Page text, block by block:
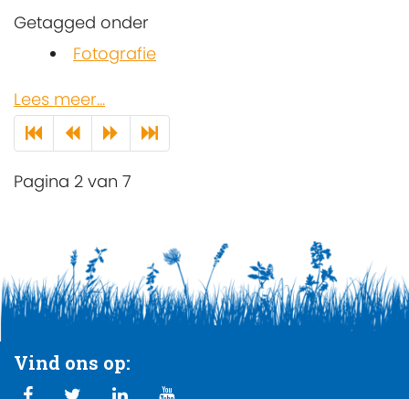
Getagged onder
Fotografie
Lees meer...
Pagina 2 van 7
Vind ons op: